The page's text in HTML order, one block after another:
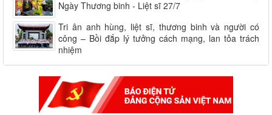
Ngày Thương binh - Liệt sĩ 27/7
Tri ân anh hùng, liệt sĩ, thương binh và người có
công – Bồi đắp lý tưởng cách mạng, lan tỏa trách
nhiệm